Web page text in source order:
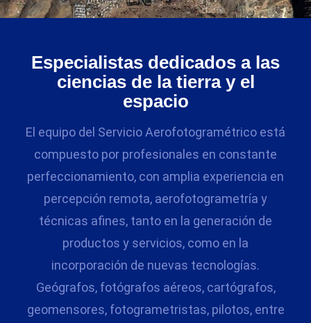
Especialistas dedicados a las
ciencias de la tierra y el
espacio
El equipo del Servicio Aerofotogramétrico está
compuesto por profesionales en constante
perfeccionamiento, con amplia experiencia en
percepción remota, aerofotogrametría y
técnicas afines, tanto en la generación de
productos y servicios, como en la
incorporación de nuevas tecnologías.
Geógrafos, fotógrafos aéreos, cartógrafos,
geomensores, fotogrametristas, pilotos, entre